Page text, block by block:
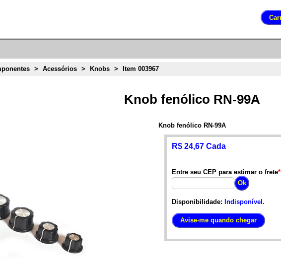
> Acessórios > Knobs > Item 003967
Knob fenólico RN-99A
Knob fenólico RN-99A
R$ 24,67 Cada
Entre seu CEP para estimar o frete*
Disponibilidade: Indisponível.